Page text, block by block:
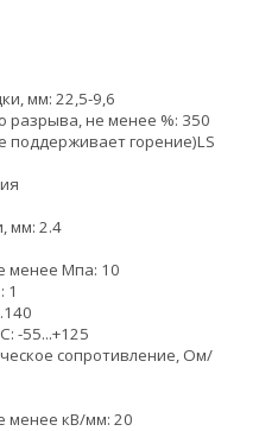
мм: 22,5-9,6
разрыва, не менее %: 350
поддерживает горение)LS
мм: 2.4
менее Мпа: 10
1
-55...+125
сопротивление, Ом/
менее кВ/мм: 20